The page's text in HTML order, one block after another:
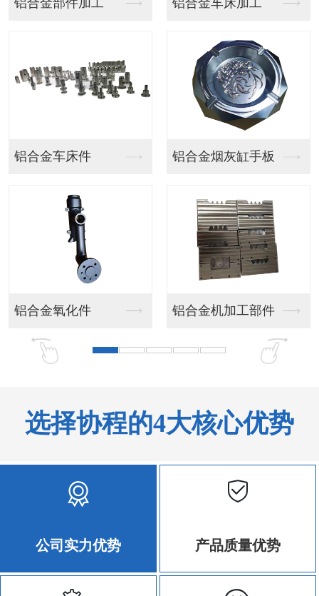
汽车灯手板 汽车模型手板
汽车模型手板 客车手板模型
选择协程的4大核心优势
公司实力优势 产品质量优势